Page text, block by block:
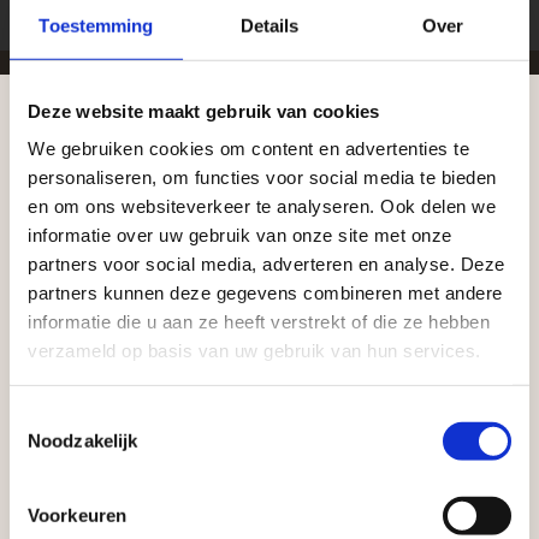
Toestemming Details Over
Deze website maakt gebruik van cookies
We gebruiken cookies om content en advertenties te
personaliseren, om functies voor social media te bieden
en om ons websiteverkeer te analyseren. Ook delen we
informatie over uw gebruik van onze site met onze
partners voor social media, adverteren en analyse. Deze
partners kunnen deze gegevens combineren met andere
informatie die u aan ze heeft verstrekt of die ze hebben
verzameld op basis van uw gebruik van hun services.
Noodzakelijk
Voorkeuren
Zakelijke klant worden
Vego Tuinmaterialen is de meest geschikte partner
voor zakelijke klanten op zoek naar tuin- en
infraproducten. Als professionele leverancier van
tuinmaterialen bieden wij een breed assortiment
aan producten van topkwaliteit. Lees meer over de
zakelijke mogelijkheden.
Aangepaste openingstijden tijdens de
vakantieperiode
Waardenburg en Vego Dordrecht hanteren tijdens
de vakantieperiode aangepaste openingstijden op
zaterdag. Bekijk de vestigingspagina voor de
actuele openingstijden.
maanden dicht is voor al het wegverkeer, is het fijn